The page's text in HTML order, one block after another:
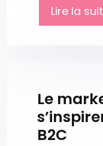
Lire la
Le
B2C